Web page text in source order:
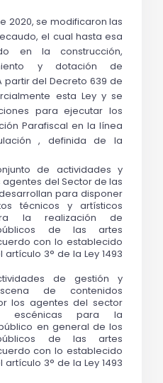
2020, se modificaron las
el cual hasta esa
en la construcción,
y dotación de
partir del Decreto 639 de
esta Ley y se
para ejecutar los
Parafiscal en la línea
, definida de la
de actividades y
del Sector de las
para disponer
técnicos y artísticos
la realización de
de las artes
con lo establecido
3° de la Ley 1493
de gestión y
de contenidos
los agentes del sector
para la
en general de los
de las artes
con lo establecido
3° de la Ley 1493